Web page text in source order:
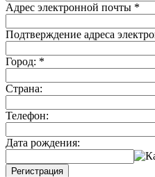
Адрес электронной почты *
Подтверждение адреса
Город: *
Страна:
Телефон:
Дата рождения:
Регистрация